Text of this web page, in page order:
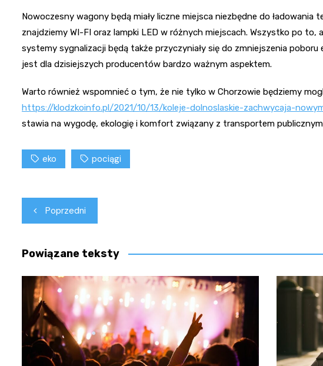
Nowoczesny wagony będą miały liczne miejsca niezbędne do ładowania
znajdziemy WI-FI oraz lampki LED w różnych miejscach. Wszystko po
systemy sygnalizacji będą także przyczyniały się do zmniejszenia poboru
jest dla dzisiejszych producentów bardzo ważnym aspektem.
Warto również wspomnieć o tym, że nie tylko w Chorzowie będziemy
https://klodzkoinfo.pl/2021/10/13/koleje-dolnoslaskie-zachwycaja-
stawia na wygodę, ekologię i komfort związany z transportem
eko pociągi
Nawigacja
wpisu
Poprzedni
Powiązane teksty